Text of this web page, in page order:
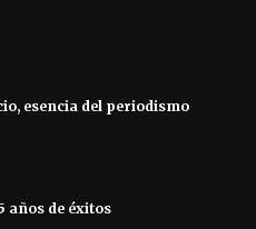
esencia del periodismo
años de éxitos